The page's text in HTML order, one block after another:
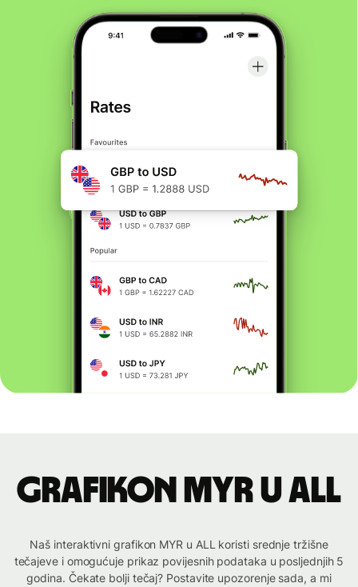
Grafikon MYR u ALL
Naš interaktivni grafikon MYR u ALL koristi srednje tržišne
tečajeve i omogućuje prikaz povijesnih podataka u posljednjih 5
godina. Čekate bolji tečaj? Postavite upozorenje sada, a mi